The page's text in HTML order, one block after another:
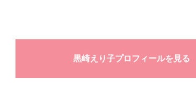
黒崎えり子プロフィールを見る